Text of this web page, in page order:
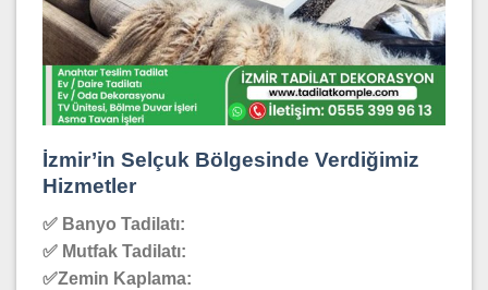
İzmir’in Selçuk Bölgesinde Verdiğimiz
Hizmetler
✅ Banyo Tadilatı:
✅ Mutfak Tadilatı:
✅Zemin Kaplama: